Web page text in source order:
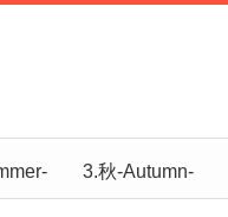
3.秋-Autumn-